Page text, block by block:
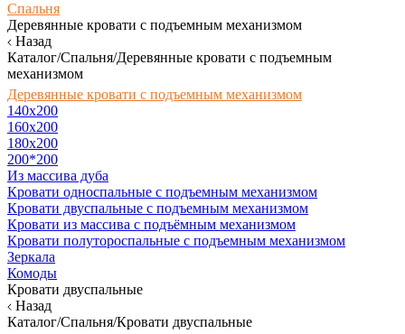
Спальня
Деревянные кровати с подъемным механизмом
Назад
Каталог/Спальня/Деревянные кровати с подъемным
механизмом
Деревянные кровати с подъемным механизмом
140x200
160х200
180х200
200*200
Из массива дуба
Кровати односпальные с подъемным механизмом
Кровати двуспальные с подъемным механизмом
Кровати из массива с подъёмным механизмом
Кровати полутороспальные с подъемным механизмом
Зеркала
Комоды
Кровати двуспальные
Назад
Каталог/Спальня/Кровати двуспальные